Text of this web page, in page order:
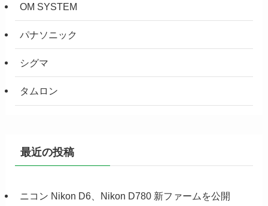
OM SYSTEM
パナソニック
シグマ
タムロン
最近の投稿
ニコン Nikon D6、Nikon D780 新ファームを公開